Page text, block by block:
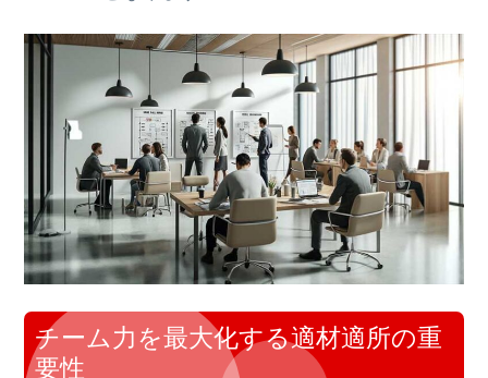
チーム力を最大化する適材適所の重
要性